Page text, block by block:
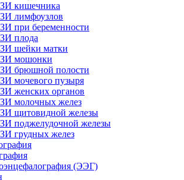
кишечника
лимфоузлов
при беременности
плода
шейки матки
мошонки
брюшной полости
мочевого пузыря
женских органов
молочных желез
щитовидной железы
поджелудочной железы
грудных желез
(ЭЭГ)